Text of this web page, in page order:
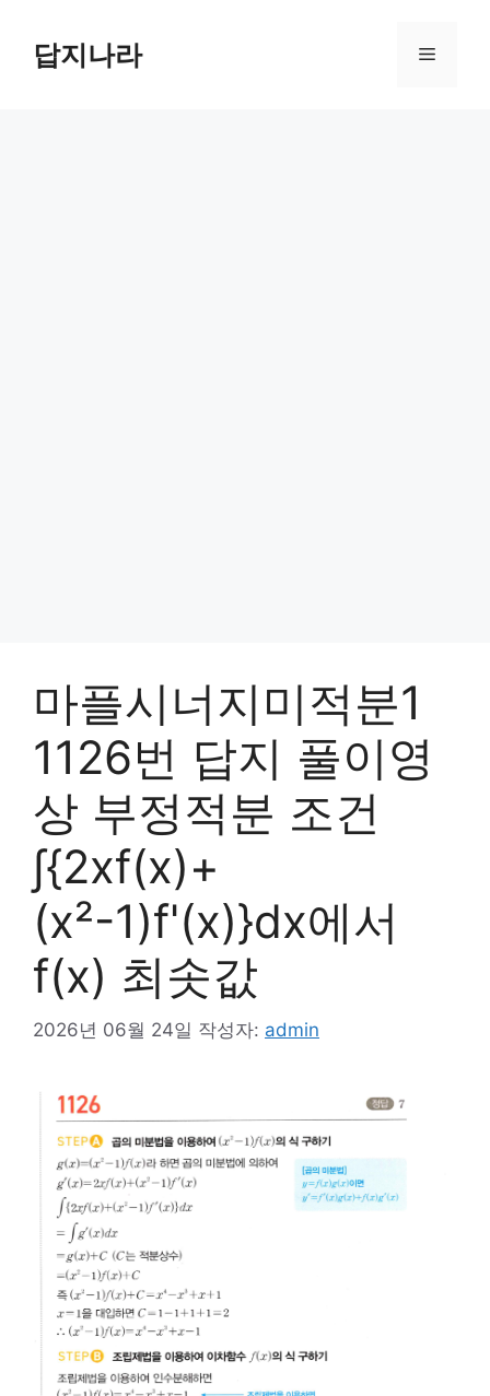
답지나라 메
마플시너지미적분1
1126번 답지 풀이영
상 부정적분 조건
∫{2xf(x)+
(x²-1)f'(x)}dx에서
f(x) 최솟값
2026년 06월 24일 작성자: admin